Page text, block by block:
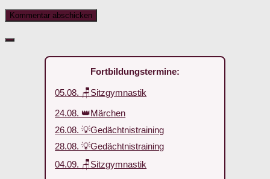
Fortbildungstermine:
05.08. 🪑Sitzgymnastik
24.08. 👑Märchen
26.08. 💡Gedächtnistraining
28.08. 💡Gedächtnistraining
04.09. 🪑Sitzgymnastik